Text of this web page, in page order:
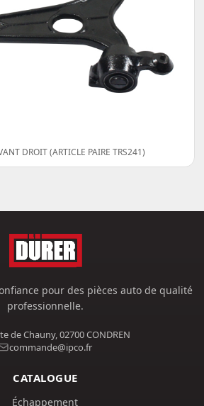
DROIT (ARTICLE PAIRE TRS241)
pour des pièces auto de qualité
professionnelle.
de Chauny, 02700 CONDREN
commande@ipco.fr
CATALOGUE
Échappement